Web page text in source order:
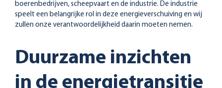
boerenbedrijven, scheepvaart en de industrie. De industrie
speelt een belangrijke rol in deze energieverschuiving en wij
zullen onze verantwoordelijkheid daarin moeten nemen.
Duurzame inzichten
in de energietransitie